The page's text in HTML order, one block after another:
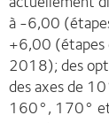
à -6,00
+6,00 (étapes
2018); des
des axes de
160°, 170°